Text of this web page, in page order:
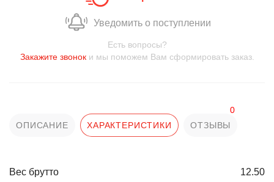
Уведомить о поступлении
Есть вопросы?
Закажите звоноки мы поможем Вам сформировать заказ.
ОПИСАНИЕ ХАРАКТЕРИСТИКИ ОТЗЫВЫ
0
Вес брутто 12.50